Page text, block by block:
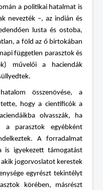
a politikai hatalmat is
nevezték –, az indián és
lusta és ostoba,
a föld az ő birtokában
független parasztok és
művelői a haciendák
összenövése, a
hogy a científicók a
olvasszák, ha
a parasztok egyébként
A forradalmat
is igyekezett támogatást
jogorvoslatot kerestek
egyrészt tekintélyt
körében, másrészt